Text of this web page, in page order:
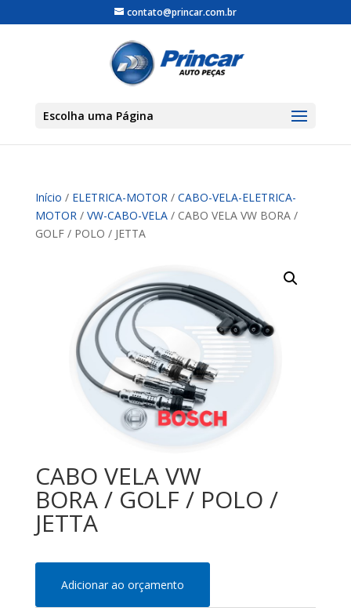
contato@princar.com.br
Escolha uma Página
Início / ELETRICA-MOTOR/ CABO-VELA-ELETRICA-
MOTOR/ VW-CABO-VELA/ CABO VELA VW BORA /
GOLF / POLO / JETTA
CABO VELA VW
BORA / GOLF / POLO /
JETTA
Adicionar ao orçamento